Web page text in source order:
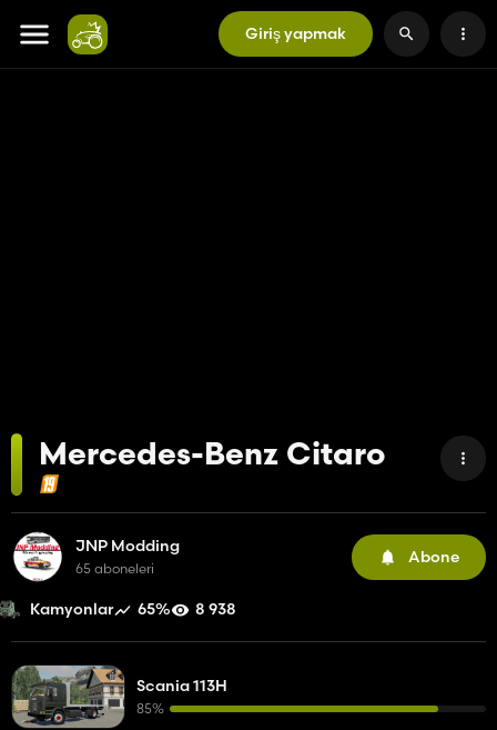
Giriş yapmak
Mercedes-Benz Citaro
JNP Modding
65 aboneleri
Abone
Kamyonlar 65% 8 938
Scania 113H
85%